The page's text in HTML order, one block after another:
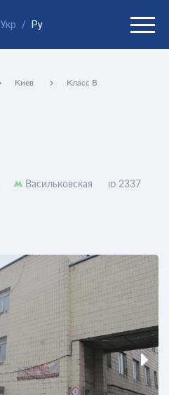
Укр / Ру
Киев Класс B
Васильковская ID 2337